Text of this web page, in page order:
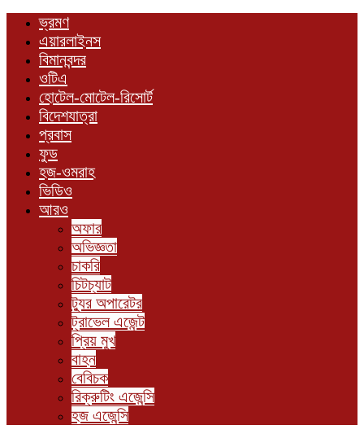
ভ্রমণ
এয়ারলাইনস
বিমানবন্দর
ওটিএ
হোটেল-মোটেল-রিসোর্ট
বিদেশযাত্রা
প্রবাস
ফুড
হজ-ওমরাহ
ভিডিও
আরও
অফার
অভিজ্ঞতা
চাকরি
চিটচ্যাট
ট্যুর অপারেটর
ট্রাভেল এজেন্ট
প্রিয় মুখ
বাহন
বেবিচক
রিক্রুটিং এজেন্সি
হজ এজেন্সি